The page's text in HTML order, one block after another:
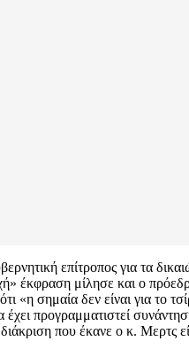
επίτροπος για τα
έκφραση μίλησε και ο
«η σημαία δεν είναι για το
έχει προγραμματιστεί
που έκανε ο κ. Μερτς